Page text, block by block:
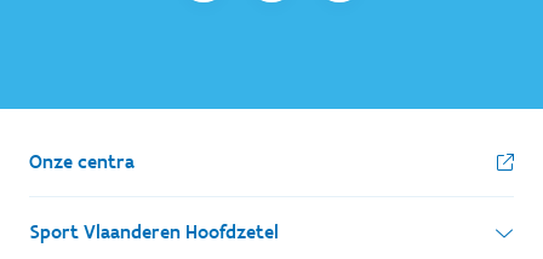
Onze centra
Sport Vlaanderen Hoofdzetel